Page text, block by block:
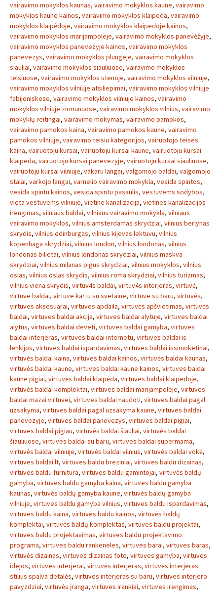
vairavimo mokyklos kaunas, vairavimo mokyklos kaune, vairavimo
mokyklos kaune kainos, vairavimo mokyklos klaipeda, vairavimo
mokyklos klaipėdoje, vairavimo mokyklos klaipedoje kainos,
vairavimo mokyklos marijampoleje, vairavimo mokyklos panevėžyje,
vairavimo mokyklos panevezyje kainos, vairavimo mokyklos
panevezys, vairavimo mokyklos plungeje, vairavimo mokyklos
siauliai, vairavimo mokyklos siauliuose, vairavimo mokyklos
telsiuose, vairavimo mokyklos utenoje, vairavimo mokyklos vilniuje,
vairavimo mokyklos vilniuje atsiliepimai, vairavimo mokyklos vilniuje
fabijoniskese, vairavimo mokyklos vilniuje kainos, vairavimo
mokyklos vilniuje zirmunuose, vairavimo mokyklos vilnius, vairavimo
mokyklų reitingai, vairavimo mokymas, vairavimo pamokos,
vairavimo pamokos kaina, vairavimo pamokos kaune, vairavimo
pamokos vilniuje, vairavimo teisiu kategorijos, vairuotojo teises
kaina, vairuotoju kursai, vairuotoju kursai kaune, vairuotoju kursai
klaipeda, vairuotoju kursai panevezyje, vairuotoju kursai siauliuose,
vairuotoju kursai vilniuje, vakaru langai, valgomojo baldai, valgomojo
stalai, varkojo langai, varnelio vairavimo mokykla, vesida spintos,
vesida spintu kainos, vesida spintu pasaulis, vestuvems sodybos,
vieta vestuvems vilniuje, vietine kanalizacija, vietines kanalizacijos
irengimas, vilniaus baldai, vilniaus vairavimo mokykla, vilniaus
vairavimo mokyklos, vilnius amsterdamas skrydziai, vilnius berlynas
skrydis, vilnius edinburgas, vilnius kijevas lektuvu, vilnius
kopenhaga skrydziai, vilnius london, vilnius londonas, vilnius
londonas bilietai, vilnius londonas skrydziai, vilnius maskva
skrydziai, vilnius milanas pigus skrydziai, vilnius mokyklos, vilnius
oslas, vilnius oslas skrydis, vilnius roma skrydziai, vilnius turizmas,
vilnius viena skrydis, virtuv4s baldai, virtuv4s interjeras, virtuvė,
virtuve baldai, virtuve kartu su svetaine, virtuve su baru, virtuvės,
virtuves aksesuarai, virtuves apdaila, virtuvės apšvietimas, virtuvės
baldai, virtuves baldai akcija, virtuves baldai alytuje, virtuves baldai
alytus, virtuves baldai deveti, virtuves baldai gamyba, virtuves
baldai interjeras, virtuves baldai internetu, virtuves baldai is
lenkijos, virtuves baldai ispardavimas, virtuves baldai issimoketinai,
virtuvės baldai kaina, virtuves baldai kainos, virtuvės baldai kaunas,
virtuvės baldai kaune, virtuves baldai kaune kainos, virtuves baldai
kaune pigiai, virtuvės baldai klaipėda, virtuves baldai klaipedoje,
virtuvės baldai komplektai, virtuves baldai marijampoleje, virtuves
baldai mazai virtuvei, virtuves baldai naudoti, virtuves baldai pagal
uzsakyma, virtuves baldai pagal uzsakyma kaune, virtuves baldai
panevezyje, virtuves baldai panevezys, virtuves baldai pigiai,
virtuves baldai pigiau, virtuvės baldai šiauliai, virtuvės baldai
šiauliuose, virtuves baldai su baru, virtuves baldai supermama,
virtuvės baldai vilniuje, virtuvės baldai vilnius, virtuvės baldai vokė,
virtuves baldai.lt, virtuves baldu breziniai, virtuves baldu dizainas,
virtuves baldu furnitura, virtuves baldu gamintojai, virtuvės baldų
gamyba, virtuves baldu gamyba kaina, virtuves baldu gamyba
kaunas, virtuvės baldų gamyba kaune, virtuvės baldų gamyba
vilniuje, virtuves baldu gamyba vilnius, virtuves baldu ispardavimas,
virtuves baldu kaina, virtuves baldu kainos, virtuvės baldų
komplektai, virtuvės baldų komplektas, virtuves baldu projektai,
virtuves baldu projektavimas, virtuves baldu projektavimo
programa, virtuves baldu rankeneles, virtuves barai, virtuves baras,
virtuvės dizainas, virtuves dizainas foto, virtuves gamyba, virtuves
idejos, virtuves interjerai, virtuvės interjeras, virtuvės interjeras
stilius spalva detalės, virtuves interjeras su baru, virtuves interjero
pavyzdziai, virtuvės įranga, virtuves irankiai, virtuves irengimas,